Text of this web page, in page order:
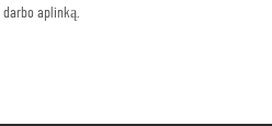
aplinką.